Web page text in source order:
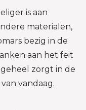
is aan
materialen,
bezig in de
aan het feit
zorgt in de
vandaag.